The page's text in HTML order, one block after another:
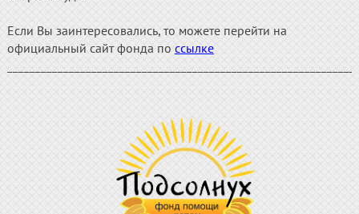
Если Вы заинтересовались, то можете перейти на
официальный сайт фонда по ссылке